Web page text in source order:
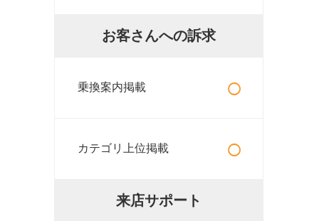
お客さんへの訴求
乗換案内掲載 ○
カテゴリ上位掲載 ○
来店サポート